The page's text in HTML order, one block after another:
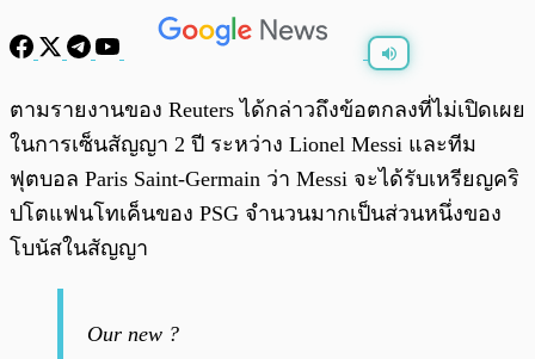
0:00/ 0:00
ตามรายงานของ Reuters ได้กล่าวถึงข้อตกลงที่ไม่เปิดเผย
ในการเซ็นสัญญา 2 ปี ระหว่าง Lionel Messi และทีม
ฟุตบอล Paris Saint-Germain ว่า Messi จะได้รับเหรียญคริ
ปโตแฟนโทเค็นของ PSG จำนวนมากเป็นส่วนหนึ่งของ
โบนัสในสัญญา
Our new ?